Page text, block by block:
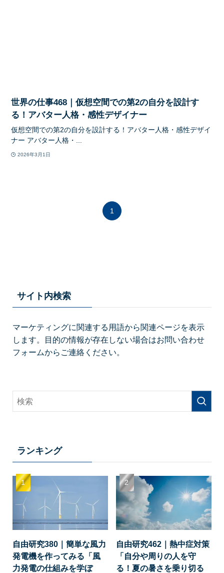
世界の仕事468｜仮想空間での第2の自分を設計す
る！アバター人格・感性デザイナー
仮想空間での第2の自分を設計する！アバター人格・感性デザイ
ナー アバター人格・...
2026年3月1日
1
サイト内検索
マーケティングに関連する用語から関連ページを表示
します。目的の情報が存在しない場合はお問い合わせ
フォームからご連絡ください。
ランキング
自由研究380｜簡単な風力
発電機を作ってみる「風
力発電の仕組みを学ぼ
自由研究462｜熱中症対策
「自分や周りの人を守
る！夏の暑さを乗り切る